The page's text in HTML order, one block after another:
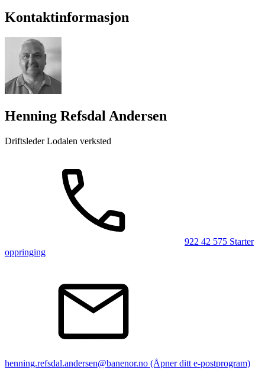
Kontaktinformasjon
Henning Refsdal Andersen
Driftsleder Lodalen verksted
922 42 575 Starter
oppringing
henning.refsdal.andersen@banenor.no (Åpner ditt e-postprogram)